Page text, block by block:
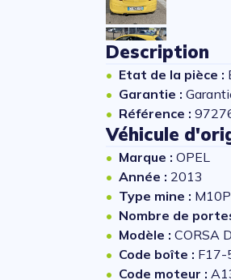
Description
Etat de la pièce :
Garantie :
Référence :
Véhicule
Marque : OPEL
Année : 2013
Type mine :
Nombre de
Modèle : CORSA
Code boîte : F17-
Code moteur :